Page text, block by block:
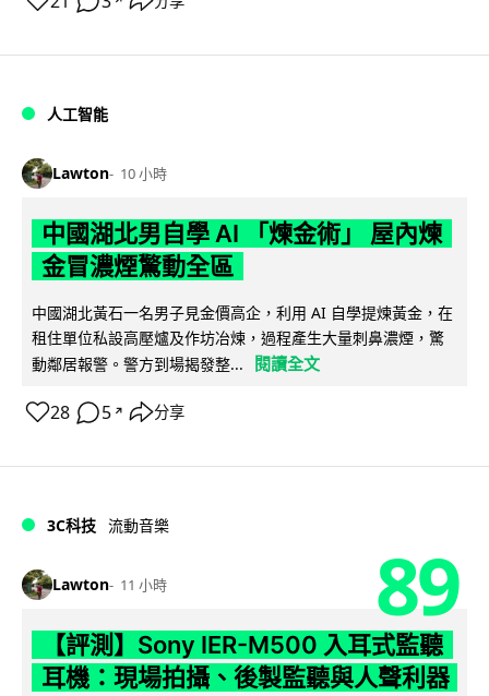
人工智能
Lawton 10 小時
中國湖北男自學 AI 「煉金術」 屋內煉
金冒濃煙驚動全區
中國湖北黃石一名男子見金價高企，利用 AI 自學提煉黃金，在
租住單位私設高壓爐及作坊冶煉，過程產生大量刺鼻濃煙，驚
動鄰居報警。警方到場揭發整...
閱讀全文
28 5 ↗ 分享
3C科技 流動音樂
Lawton 11 小時 89
【評測】Sony IER-M500 入耳式監聽
耳機：現場拍攝、後製監聽與人聲利器